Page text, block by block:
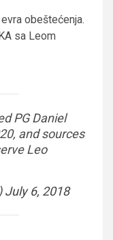
obeštećenja.
sa Leom
PG Daniel
and sources
Leo
July 6, 2018